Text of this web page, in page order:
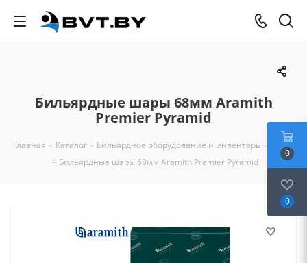
Бильярдные шары 68мм Aramith
Premier Pyramid
Главная - Каталог - Бильярдное оборудование и инвентарь -
Шары
- Бильярдные шары 68мм Aramith Premier Pyramid
0
0